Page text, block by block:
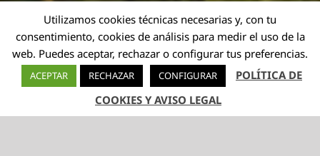
Utilizamos cookies técnicas necesarias y, con tu
consentimiento, cookies de análisis para medir el uso de la
web. Puedes aceptar, rechazar o configurar tus preferencias.
ACEPTAR RECHAZAR CONFIGURAR
POLÍTICA DE
COOKIES Y AVISO LEGAL